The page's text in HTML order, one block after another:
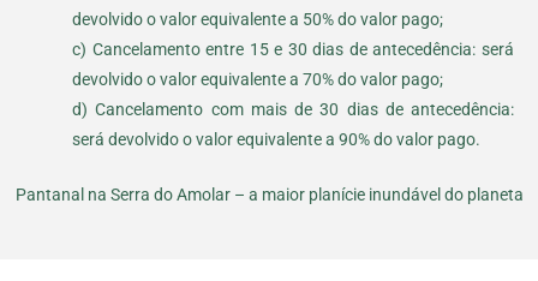
devolvido o valor equivalente a 50% do valor pago;
c) Cancelamento entre 15 e 30 dias de antecedência: será
devolvido o valor equivalente a 70% do valor pago;
d) Cancelamento com mais de 30 dias de antecedência:
será devolvido o valor equivalente a 90% do valor pago.
Pantanal na Serra do Amolar – a maior planície inundável do planeta